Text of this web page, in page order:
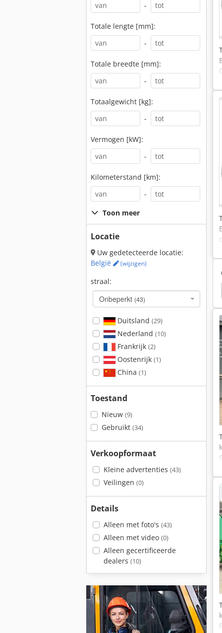
-
Totale lengte [mm]:
-
Totale breedte [mm]:
-
Totaalgewicht [kg]:
-
Vermogen [kW]:
-
Kilometerstand [km]:
-
Toon meer
Locatie
Uw gedetecteerde locatie:
België
(wijzigen)
straal:
Onbeperkt (43)
Duitsland (29)
Nederland (10)
Frankrijk (2)
Oostenrijk (1)
China (1)
Toestand
Nieuw (9)
Gebruikt (34)
Verkoopformaat
Kleine advertenties (43)
Veilingen (0)
Details
Alleen met foto's (43)
Alleen met video (0)
Alleen gecertificeerde
dealers (10)
Fendt F390 Gta Fendt F230 Gt